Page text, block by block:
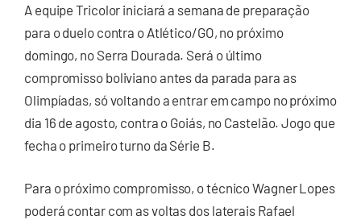
A equipe Tricolor iniciará a semana de preparação
para o duelo contra o Atlético/GO, no próximo
domingo, no Serra Dourada. Será o último
compromisso boliviano antes da parada para as
Olimpíadas, só voltando a entrar em campo no próximo
dia 16 de agosto, contra o Goiás, no Castelão. Jogo que
fecha o primeiro turno da Série B.
Para o próximo compromisso, o técnico Wagner Lopes
poderá contar com as voltas dos laterais Rafael